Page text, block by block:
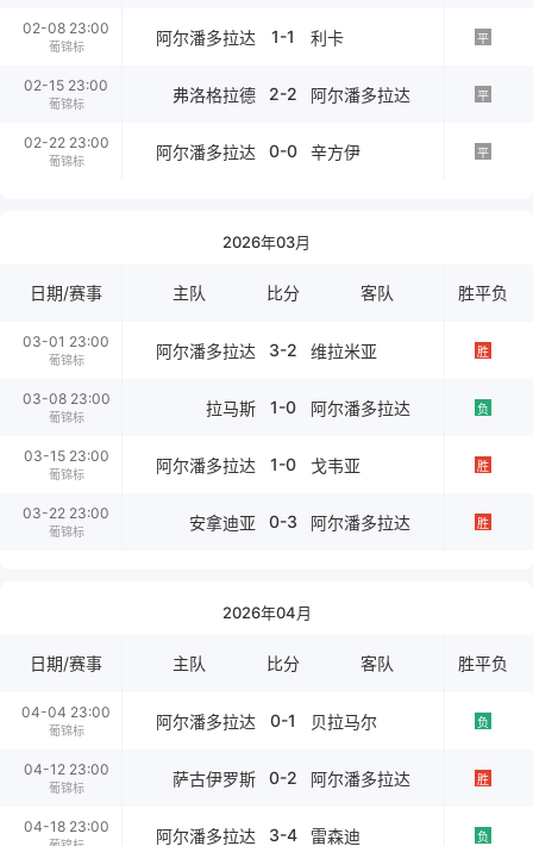
02-08 23:00
葡锦标 阿尔潘多拉达 1-1 利卡 平
02-15 23:00
葡锦标 弗洛格拉德 2-2 阿尔潘多拉达 平
02-22 23:00
葡锦标 阿尔潘多拉达 0-0 辛方伊 平
2026年03月
日期/赛事 主队 比分 客队 胜平负
03-01 23:00
葡锦标 阿尔潘多拉达 3-2 维拉米亚 胜
03-08 23:00
葡锦标 拉马斯 1-0 阿尔潘多拉达 负
03-15 23:00
葡锦标 阿尔潘多拉达 1-0 戈韦亚 胜
03-22 23:00
葡锦标 安拿迪亚 0-3 阿尔潘多拉达 胜
2026年04月
日期/赛事 主队 比分 客队 胜平负
04-04 23:00
葡锦标 阿尔潘多拉达 0-1 贝拉马尔 负
04-12 23:00
葡锦标 萨古伊罗斯 0-2 阿尔潘多拉达 胜
04-18 23:00 阿尔潘多拉达 3-4 雷森迪 负